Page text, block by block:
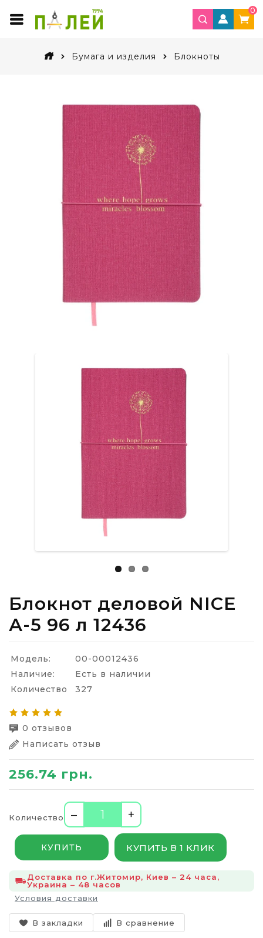
0
Бумага и изделия Блокноты
Блокнот деловой NICE
А-5 96 л 12436
Модель:
00-00012436
Наличие:
Есть в наличии
Количество
327
0 отзывов
Написать отзыв
256.74 грн.
Количество – +
КУПИТЬ КУПИТЬ В 1 КЛИК
Доставка по г.Житомир, Киев – 24 часа,
Украина – 48 часов
Условия доставки
В закладки В сравнение